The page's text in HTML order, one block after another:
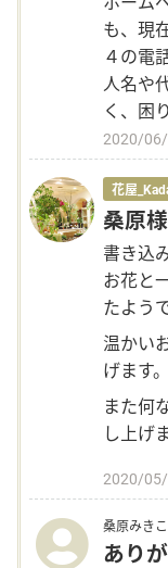
も、現
４の電
人名や
く、困
2020/
花屋
桑原
書き込
お花と
たよう
温かい
げます。
また何
し上げ
2020/
桑原みきこ
あり